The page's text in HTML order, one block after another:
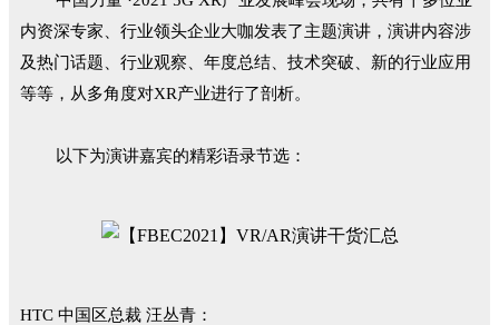
内资深专家、行业领头企业大咖发表了主题演讲，演讲内容涉
及热门话题、行业观察、年度总结、技术突破、新的行业应用
等等，从多角度对XR产业进行了剖析。
以下为演讲嘉宾的精彩语录节选：
HTC 中国区总裁 汪丛青：